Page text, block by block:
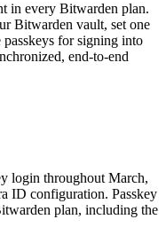
in every Bitwarden plan.
Bitwarden vault, set one
for signing into
end-to-end
login throughout March,
ID configuration. Passkey
plan, including the